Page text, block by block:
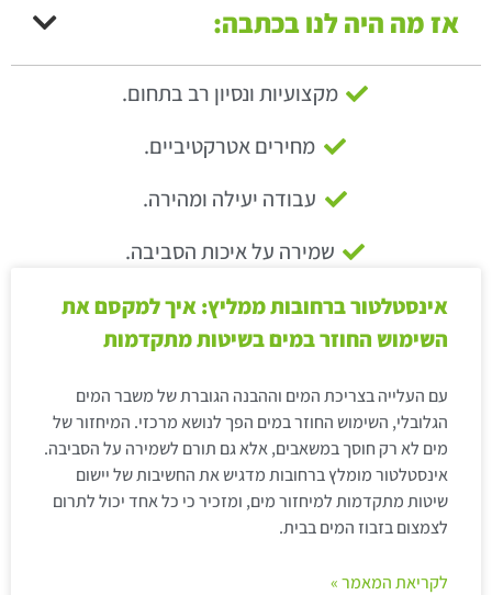
אז מה היה לנו בכתבה:
מקצועיות ונסיון רב בתחום.
מחירים אטרקטיביים.
עבודה יעילה ומהירה.
שמירה על איכות הסביבה.
אינסטלטור ברחובות ממליץ: איך למקסם את
השימוש החוזר במים בשיטות מתקדמות
עם העלייה בצריכת המים וההבנה הגוברת של משבר המים
הגלובלי, השימוש החוזר במים הפך לנושא מרכזי. המיחזור של
מים לא רק חוסך במשאבים, אלא גם תורם לשמירה על הסביבה.
אינסטלטור מומלץ ברחובות מדגיש את החשיבות של יישום
שיטות מתקדמות למיחזור מים, ומזכיר כי כל אחד יכול לתרום
לצמצום בזבוז המים בבית.
לקריאת המאמר »